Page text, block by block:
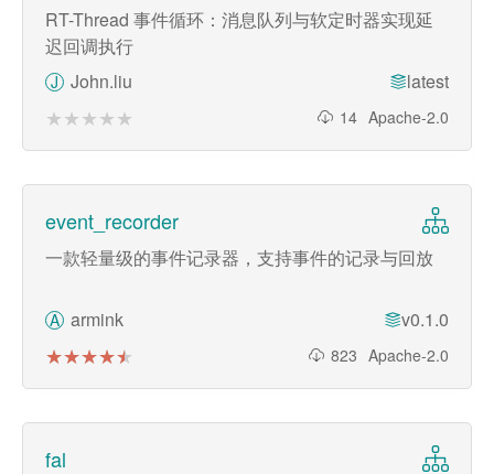
RT-Thread 事件循环：消息队列与软定时器实现延
迟回调执行
J John.liu latest
★★★★★
★★★★★ 14 Apache-2.0
event_recorder
一款轻量级的事件记录器，支持事件的记录与回放
A armink v0.1.0
★★★★★
★★★★★ 823 Apache-2.0
fal